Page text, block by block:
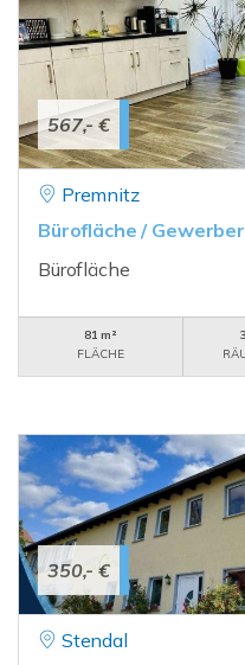
567,- €
Premnitz
Bürofläche /
Bürofläche
81 m²
FLÄCHE
3
350,- €
Stendal